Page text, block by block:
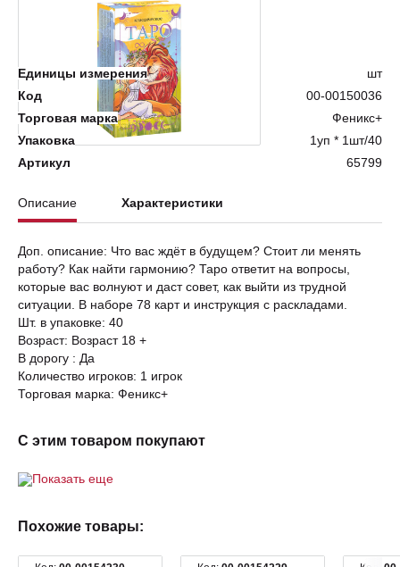
Нет в наличии
Единицы измерения
шт
Код
00-00150036
Торговая марка
Феникс+
Упаковка
1уп * 1шт/40
Артикул
65799
Описание Характеристики
Доп. описание: Что вас ждёт в будущем? Стоит ли менять
работу? Как найти гармонию? Таро ответит на вопросы,
которые вас волнуют и даст совет, как выйти из трудной
ситуации. В наборе 78 карт и инструкция с раскладами.
Шт. в упаковке: 40
Возраст: Возраст 18 +
В дорогу : Да
Количество игроков: 1 игрок
Торговая марка: Феникс+
С этим товаром покупают
Показать еще
Похожие товары: